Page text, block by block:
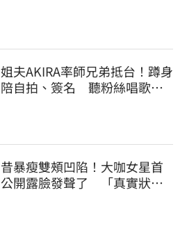
姐夫AKIRA率師兄弟抵台！蹲身
陪自拍、簽名 聽粉絲唱歌羞
昔暴瘦雙頰凹陷！大咖女星首
公開露臉發聲了 「真實狀